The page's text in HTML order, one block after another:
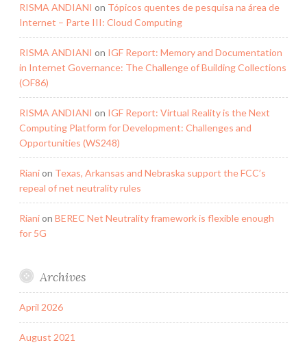
RISMA ANDIANI on Tópicos quentes de pesquisa na área de
Internet – Parte III: Cloud Computing
RISMA ANDIANI on IGF Report: Memory and Documentation
in Internet Governance: The Challenge of Building Collections
(OF86)
RISMA ANDIANI on IGF Report: Virtual Reality is the Next
Computing Platform for Development: Challenges and
Opportunities (WS248)
Rianion Texas, Arkansas and Nebraska support the FCC’s
repeal of net neutrality rules
Rianion BEREC Net Neutrality framework is flexible enough
for 5G
Archives
April 2026
August 2021